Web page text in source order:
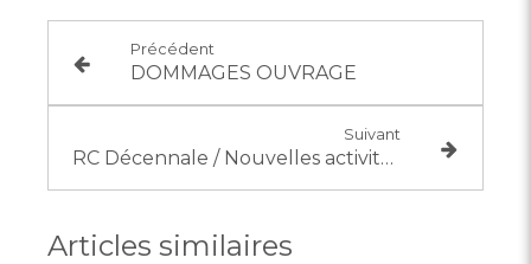
Précédent
DOMMAGES OUVRAGE
Suivant
RC Décennale / Nouvelles activités assurées !
Articles similaires